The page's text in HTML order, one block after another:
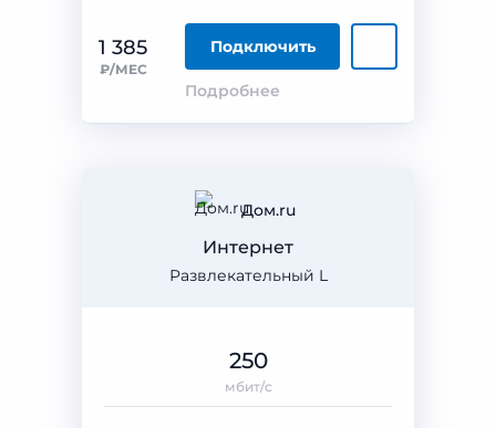
1 385
₽/МЕС
Подключить
Подробнее
Дом.ru
Развлекательный L
Интернет
250
мбит/с